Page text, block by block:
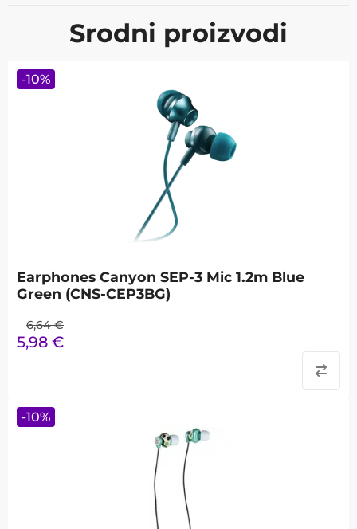
Srodni proizvodi
Earphones Canyon SEP-3 Mic 1.2m Blue
Green (CNS-CEP3BG)
6,64 €
5,98 €
-10%
-10%